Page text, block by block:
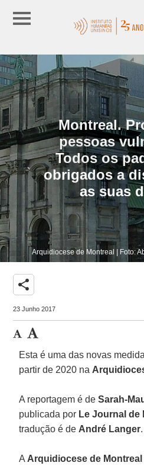
Montreal.
pessoas
Todos os
obrigados a
as suas
Arquidiocese de Montreal | Foto:
share
23 Junho 2017
Esta é uma das novas
partir de 2020 na
A reportagem é deSarah-
publicada por Le Journal de
tradução é de André Langer.
A Arquidiocese de Montreal